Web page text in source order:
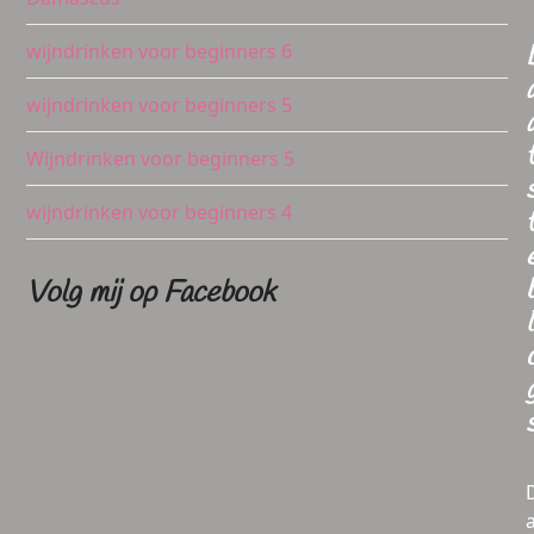
wijndrinken voor beginners 6
wijndrinken voor beginners 5
Wijndrinken voor beginners 5
wijndrinken voor beginners 4
Volg mij op Facebook
t
t
l